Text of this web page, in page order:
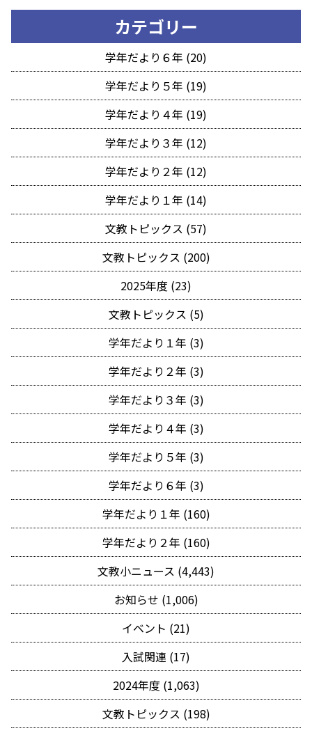
カテゴリー
学年だより６年 (20)
学年だより５年 (19)
学年だより４年 (19)
学年だより３年 (12)
学年だより２年 (12)
学年だより１年 (14)
文教トピックス (57)
文教トピックス (200)
2025年度 (23)
文教トピックス (5)
学年だより１年 (3)
学年だより２年 (3)
学年だより３年 (3)
学年だより４年 (3)
学年だより５年 (3)
学年だより６年 (3)
学年だより１年 (160)
学年だより２年 (160)
文教小ニュース (4,443)
お知らせ (1,006)
イベント (21)
入試関連 (17)
2024年度 (1,063)
文教トピックス (198)